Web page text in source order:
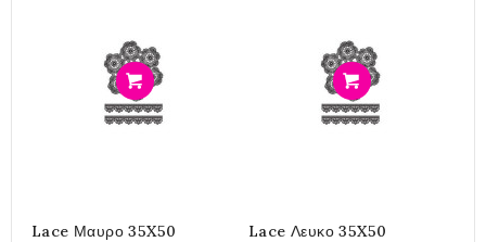
Lace Μαυρο 35X50
Lace Λευκο 35X50